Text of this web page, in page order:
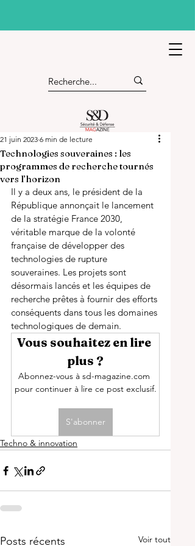
Technologies souveraines : les
programmes de recherche tournés
vers l’horizon
21 juin 2023 6 min de lecture
Il y a deux ans, le président de la
République annonçait le lancement
de la stratégie France 2030,
véritable marque de la volonté
française de développer des
technologies de rupture
souveraines. Les projets sont
désormais lancés et les équipes de
recherche prêtes à fournir des efforts
conséquents dans tous les domaines
technologiques de demain.
Vous souhaitez en lire
plus ?
Abonnez-vous à sd-magazine.com
pour continuer à lire ce post exclusif.
S'abonner
Techno & innovation
Posts récents Voir tout